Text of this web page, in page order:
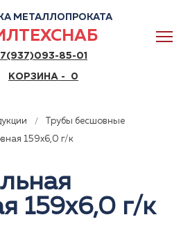
+7(937)093-85-01
МЕТАЛЛОПРОКАТА
85-01
КОРЗИНА - 0
Трубы бесшовные
159x6,0 г/к
159x6,0 г/к